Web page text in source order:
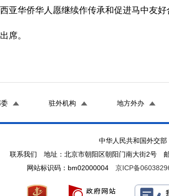
亚华侨华人愿继续作传承和促进马中友好
席。
驻外机构 地方外办
中华人民共和国外交
联系我们 地址：北京市朝阳区朝阳门南大街2号
网站标识码：bm02000004 京ICP备